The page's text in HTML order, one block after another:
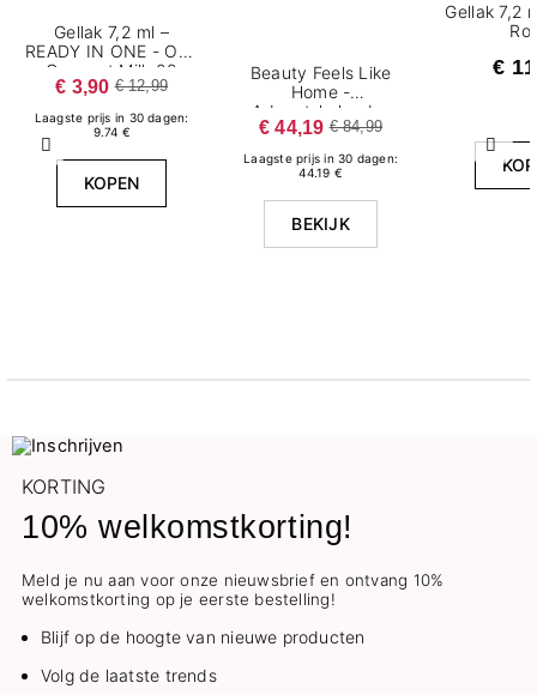
Vorige
Gellak 7,2 ml –
READY IN ONE - One
Coconut Milk 02
€ 3,90 € 12,99
Laagste prijs in 30 dagen:
9.74 €
KOPEN
Beauty Feels Like
Home -
Adventskalender
€ 44,19 € 84,99
Laagste prijs in 30 dagen:
44.19 €
BEKIJK
Gellak 7,2
€
KORTING
10% welkomstkorting!
Meld je nu aan voor onze nieuwsbrief en ontvang 10%
welkomstkorting op je eerste bestelling!
Blijf op de hoogte van nieuwe producten
Volg de laatste trends